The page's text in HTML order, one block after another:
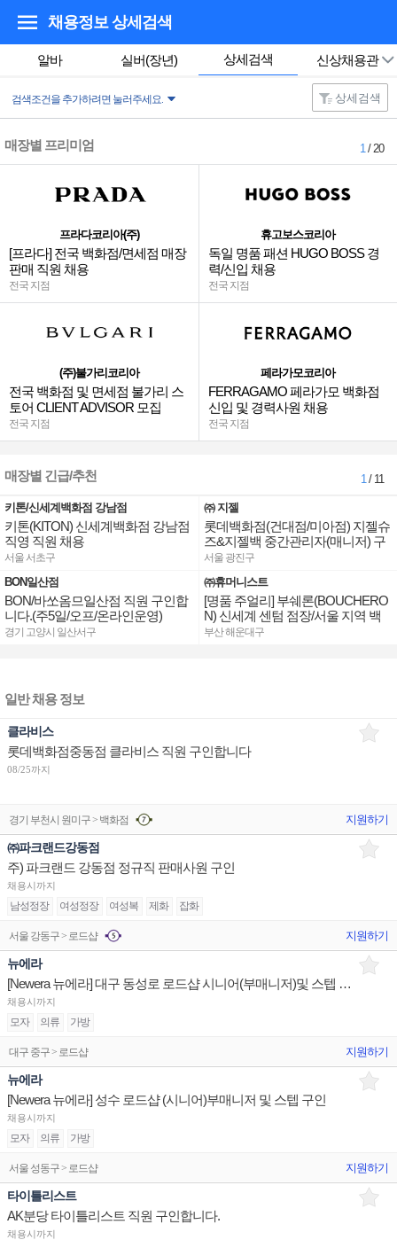
채용정보 상세검색
알바 실버(장년) 상세검색 신상채용관
검색조건을 추가하려면 눌러주세요. 상세검색
매장별 프리미엄 1/ 20
프라다코리아(주)
[프라다] 전국 백화점/면세점 매장
판매 직원 채용
전국 지점
(주)불가리코리아
전국 백화점 및 면세점 불가리 스
토어 CLIENT ADVISOR 모집
전국 지점
휴고보스코리아
독일 명품 패션 HUGO BOSS 경
력/신입 채용
전국 지점
페라가모코리아
FERRAGAMO 페라가모 백화점
신입 및 경력사원 채용
전국 지점
매장별 긴급/추천 1/ 11
키톤/신세계백화점 강남점
키톤(KITON) 신세계백화점 강남점
직영 직원 채용
서울 서초구
BON일산점
BON/바쏘옴므일산점 직원 구인합
니다.(주5일/오프/온라인운영)
경기 고양시 일산서구
㈜ 지젤
롯데백화점(건대점/미아점) 지젤슈
즈&지젤백 중간관리자(매니저) 구
인합니다
서울 광진구
㈜휴머니스트
[명품 주얼리] 부쉐론(BOUCHERO
N) 신세계 센텀 점장/서울 지역 백
화점 판매사원 채용
부산 해운대구
일반 채용 정보
클라비스
롯데백화점중동점 클라비스 직원 구인합니다
08/25까지
경기 부천시 원미구 > 백화점 지원하기
㈜파크랜드강동점
주) 파크랜드 강동점 정규직 판매사원 구인
채용시까지
남성정장 여성정장 여성복 제화 잡화
서울 강동구 > 로드샵 지원하기
뉴에라
[Newera 뉴에라] 대구 동성로 로드샵 시니어(부매니저)및 스텝 구인
채용시까지
모자 의류 가방
대구 중구 > 로드샵 지원하기
뉴에라
[Newera 뉴에라] 성수 로드샵 (시니어)부매니저 및 스텝 구인
채용시까지
모자 의류 가방
서울 성동구 > 로드샵 지원하기
타이틀리스트
AK분당 타이틀리스트 직원 구인합니다.
채용시까지